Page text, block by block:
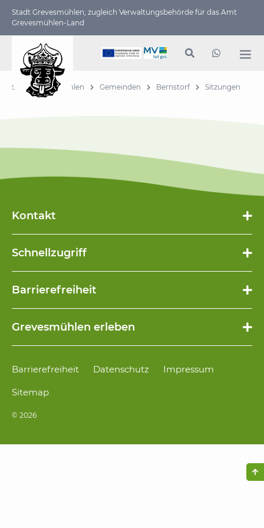
Stadt Grevesmühlen, zugleich Verwaltungs­behörde für das Amt
Grevesmühlen-Land
Stadt Grevesmühlen Gemeinden Bernstorf Sitzungen
Kontakt
Schnellzugriff
überspringen
Barrierefreiheit
überspringen
Grevesmühlen erleben
© 2026
Navigation
Barrierefreiheit Datenschutz Impressum
Sitemap